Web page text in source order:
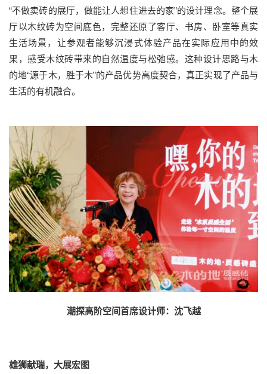
“不做卖砖的展厅，做能让人想住进去的家”的设计理念。整个展
厅以木纹砖为空间底色，完整还原了客厅、书房、卧室等真实
生活场景，让参观者能够沉浸式体验产品在实际应用中的效
果，感受木纹砖带来的自然温度与松弛感。这种设计思路与木
的地“源于木，胜于木”的产品优势高度契合，真正实现了产品与
生活的有机融合。
潮探高阶空间首席设计师：沈飞越
雄狮献瑞，大展宏图